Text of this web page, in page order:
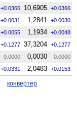
+0.0366 10,6905 +0.0366
+0.0031 1,2841 +0.0030
+0.0055 1,1934 +0.0048
+0.1277 37,3204 +0.1277
0.0000 0,0030 0.0000
+0.0331 2,0483 +0.0153
конвертер